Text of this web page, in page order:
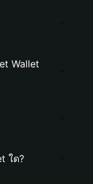
Wallet
ใด?